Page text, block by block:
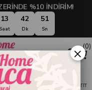
%10 İNDİRİM!
13
Saat
42
Dk
51
Sn
0
2'li Emaye Kupa
×